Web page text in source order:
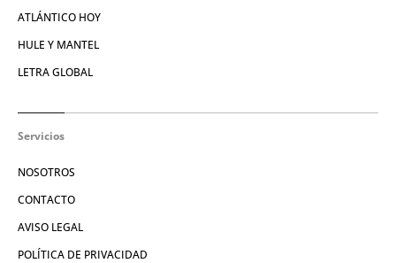
ATLÁNTICO HOY
HULE Y MANTEL
LETRA GLOBAL
Servicios
NOSOTROS
CONTACTO
AVISO LEGAL
POLÍTICA DE PRIVACIDAD